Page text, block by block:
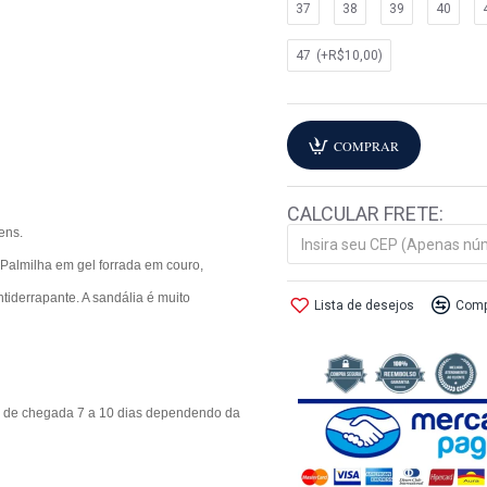
em gel forrada em couro,
A sandália é muito
chegada 7 a 10 dias dependendo da
37 38 39 40
47 (+R$10,00)
COMPRAR
CALCULAR FRETE:
Lista de desejos